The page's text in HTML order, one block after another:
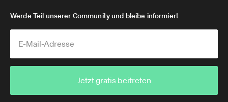
Werde Teil unserer Community und bleibe informiert
Jetzt gratis beitreten